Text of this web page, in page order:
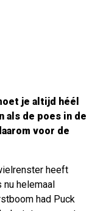
je altijd héél
de poes in de
voor de
heeft
helemaal
had Puck